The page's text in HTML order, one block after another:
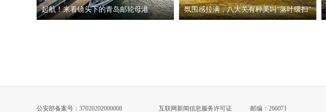
起航！来看镜头下的青岛邮轮母港 氛围感拉满，八大关有种美叫“落叶缓扫”
公安部备案号：37020202000008 互联网新闻信息服务许可证 邮编：266071